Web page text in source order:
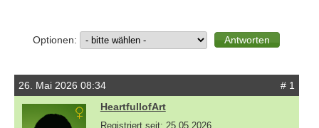
Optionen:
26. Mai 2026 08:34
# 1
HeartfullofArt
Registriert seit: 25.05.2026